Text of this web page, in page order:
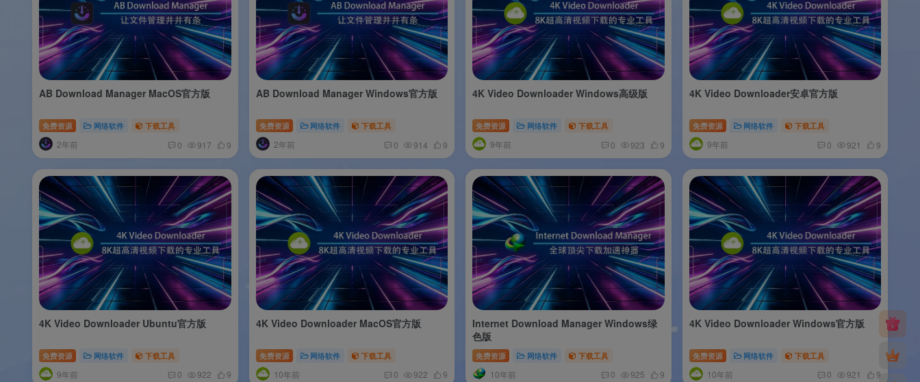
AB Download Manager MacOS官方版
免费资源 网络软件 下载工具
2年前 0 917 9
AB Download Manager Windows官方版
免费资源 网络软件 下载工具
2年前 0 914 9
4K Video Downloader Windows高级版
免费资源 网络软件 下载工具
9年前 0 923 9
4K Video Downloader安卓官方版
免费资源 网络软件 下载工具
9年前 0 921 9
4K Video Downloader Ubuntu官方版
免费资源 网络软件 下载工具
9年前 0 922 9
4K Video Downloader MacOS官方版
免费资源 网络软件 下载工具
10年前 0 922 9
Internet Download Manager Windows绿
色版
免费资源 网络软件 下载工具
10年前 0 925 9
4K Video Downloader Windows官方版
免费资源 网络软件 下载工具
10年前 0 921 9